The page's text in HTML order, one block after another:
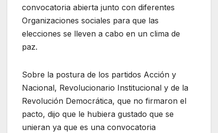
convocatoria abierta junto con diferentes
Organizaciones sociales para que las
elecciones se lleven a cabo en un clima de
paz.
Sobre la postura de los partidos Acción y
Nacional, Revolucionario Institucional y de la
Revolución Democrática, que no firmaron el
pacto, dijo que le hubiera gustado que se
unieran ya que es una convocatoria